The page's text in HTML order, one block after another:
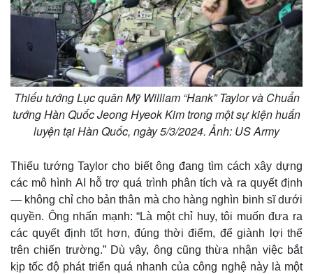
Thiếu tướng Lục quân Mỹ William “Hank” Taylor và Chuẩn
tướng Hàn Quốc Jeong Hyeok Kim trong một sự kiện huấn
luyện tại Hàn Quốc, ngày 5/3/2024. Ảnh: US Army
Thiếu tướng Taylor cho biết ông đang tìm cách xây dựng
các mô hình AI hỗ trợ quá trình phân tích và ra quyết định
— không chỉ cho bản thân mà cho hàng nghìn binh sĩ dưới
quyền. Ông nhấn mạnh: “Là một chỉ huy, tôi muốn đưa ra
các quyết định tốt hơn, đúng thời điểm, để giành lợi thế
trên chiến trường.” Dù vậy, ông cũng thừa nhận việc bắt
kịp tốc độ phát triển quá nhanh của công nghệ này là một